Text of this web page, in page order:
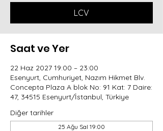
LCV
Saat ve Yer
22 Haz 2027 19:00 – 23:00
Esenyurt, Cumhuriyet, Nazım Hikmet Blv.
Concepta Plaza A blok No: 91 Kat: 7 Daire:
47, 34515 Esenyurt/İstanbul, Türkiye
Diğer tarihler
25 Ağu Sal 19:00